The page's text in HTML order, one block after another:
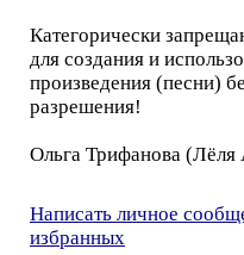
Категорически
для создания и
произведения (песни)
разрешения!
Ольга Трифанова (Лёля
Написать личное
избранных